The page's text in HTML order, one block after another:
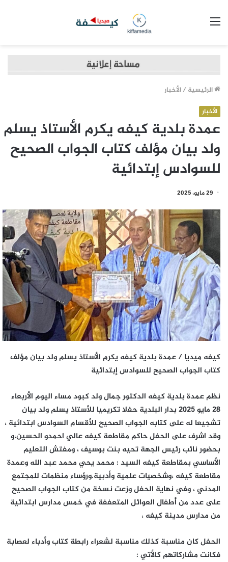
الرئيسية /الأخبار
الأخبار
عمدة بلدية كيفه يكرم الأستاذ يسلم
ولد بيان مؤلف كتاب الجواب الصحيح
للسوادس إبتدائية
29 مايو، 2025
كيفه ميديا / عمدة بلدية كيفه يكرم الأستاذ يسلم ولد بيان مؤلف
كتاب الجواب الصحيح للسوادس إبتدائية
نظم عمدة بلدية كيفه الدكتور جمال ولد كبود مساء اليوم الأربعاء
28 مايو 2025 بدار البلدية حفلا تكريميا للأستاذ يسلم ولد بيان
تشجيعا له على كتابه الجواب الصحيح للأقسام السوادس ابتدائية ،
وقد اشرف على الحفل حاكم مقاطعة كيفه عالي احمدو الحسين،و
بحضور نائب رئيس الجهة تحيه بنت بوسيف ، ومفتش التعليم
الأساسي بمقاطعة كيفه السيد : محمد يحي محمد عبد الله وعمدة
مقاطعة كيفه ،وشخصيات علمية وأدبية.ورؤساء منظمات للمجتمع
المدني ، وفي نهاية الحفل وزعت نسخة من كتاب الجواب الصحيح
على عدد من أطفال العوائل المتعففة في خمس مدارس ابتدائية
من مدارس مدينة كيفه ،
الحفل كان مناسبة كذلك مناسبة لشعراء رابطة كتاب وأدباء لعصابة
فكانت مشاركاتهم كالأتي :